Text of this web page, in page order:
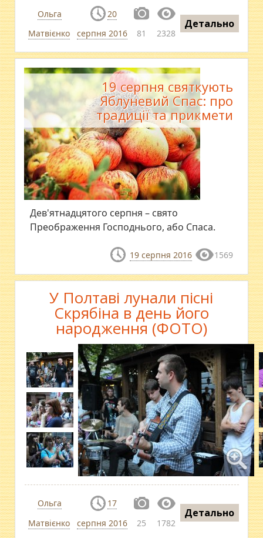
Ольга
Матвієнко
20
серпня 2016
81 2328
Детально
19 серпня святкують
Яблуневий Спас: про
традиції та прикмети
Дев'ятнадцятого серпня – свято
Преображення Господнього, або Спаса.
19 серпня 2016 1569
У Полтаві лунали пісні
Скрябіна в день його
народження (ФОТО)
Ольга
Матвієнко
17
серпня 2016
25 1782
Детально